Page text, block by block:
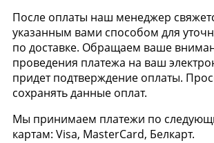
После оплаты наш менеджер
указанным вами способом для
по доставке. Обращаем ваше
проведения платежа на ваш
придет подтверждение оплаты.
сохранять данные оплат.
Мы принимаем платежи по
картам: Visa, MasterCard, Белкарт.